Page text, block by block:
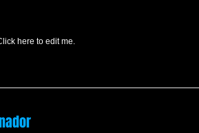
here to edit me.